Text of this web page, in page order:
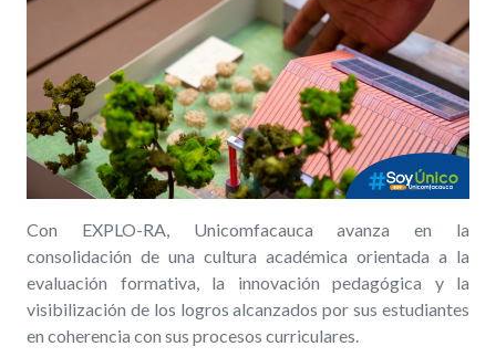
Con EXPLO-RA, Unicomfacauca avanza en la
consolidación de una cultura académica orientada a la
evaluación formativa, la innovación pedagógica y la
visibilización de los logros alcanzados por sus estudiantes
en coherencia con sus procesos curriculares.